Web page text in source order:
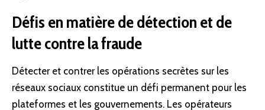
Défis en matière de détection et de
lutte contre la fraude
Détecter et contrer les opérations secrètes sur les
réseaux sociaux constitue un défi permanent pour les
plateformes et les gouvernements. Les opérateurs